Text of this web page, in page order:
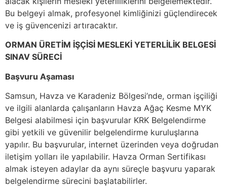
Bu belgeyi almak, profesyonel kimliğinizi güçlendirecek
ve iş güvencenizi artıracaktır.
ORMAN ÜRETİM İŞÇİSİ MESLEKİ YETERLİLİK BELGESİ
SINAV SÜRECİ
Başvuru Aşaması
Samsun, Havza ve Karadeniz Bölgesi’nde, orman işçiliği
ve ilgili alanlarda çalışanların Havza Ağaç Kesme MYK
Belgesi alabilmesi için başvurular KRK Belgelendirme
gibi yetkili ve güvenilir belgelendirme kuruluşlarına
yapılır. Bu başvurular, internet üzerinden veya doğrudan
iletişim yolları ile yapılabilir. Havza Orman Sertifikası
almak isteyen adaylar da aynı süreçle başvuru yaparak
belgelendirme sürecini başlatabilirler.